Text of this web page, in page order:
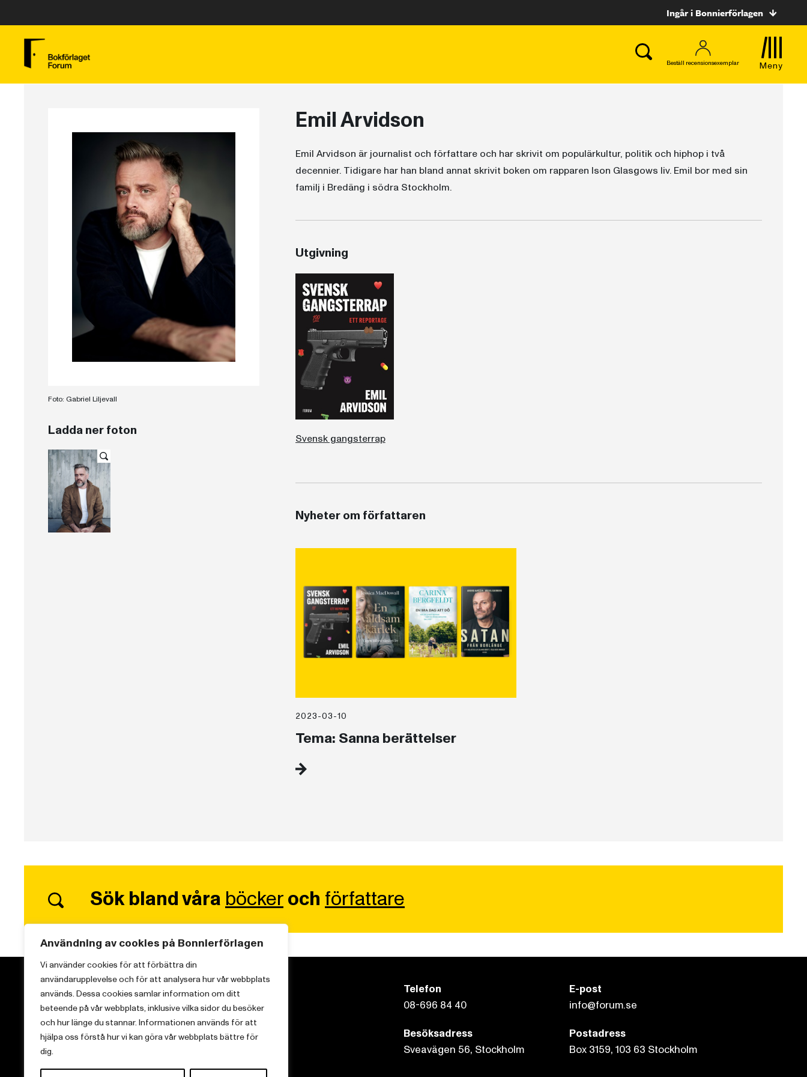
Användning av cookies på Bonnierförlagen
Vi använder cookies för att förbättra din
användarupplevelse och för att analysera hur vår webbplats
används. Dessa cookies samlar information om ditt
beteende på vår webbplats, inklusive vilka sidor du besöker
och hur länge du stannar. Informationen används för att
hjälpa oss förstå hur vi kan göra vår webbplats bättre för
dig.
Ingår i Bonnierförlagen
Beställ recensionsexemplar Meny
Foto: Gabriel Liljevall
Ladda ner foton
Emil Arvidson
Emil Arvidson är journalist och författare och har skrivit om populärkultur, politik och hiphop i två
decennier. Tidigare har han bland annat skrivit boken om rapparen Ison Glasgows liv. Emil bor med sin
familj i Bredäng i södra Stockholm.
Utgivning
Svensk gangsterrap
Nyheter om författaren
2023-03-10
Tema: Sanna berättelser
Sök bland våraböckeroch författare
Vi brinner för starka berättelser och att sprida
kunskap inom aktuella ämnen.
Telefon
08-696 84 40
E-post
info@forum.se
Besöksadress
Sveavägen 56, Stockholm
Postadress
Box 3159, 103 63 Stockholm